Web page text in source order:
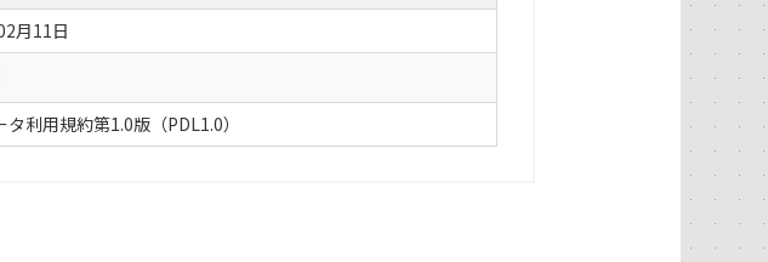
月11日
タ利用規約第1.0版（PDL1.0）